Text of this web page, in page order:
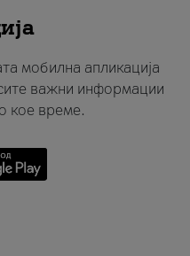
мобилна апликација
важни информации
кое време.